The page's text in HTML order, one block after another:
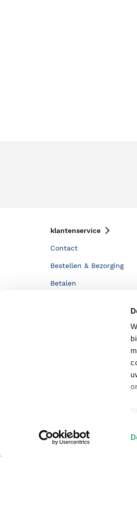
klantenservice
Contact
Bestellen & Bezorging
Betalen
Zakelijk boeken